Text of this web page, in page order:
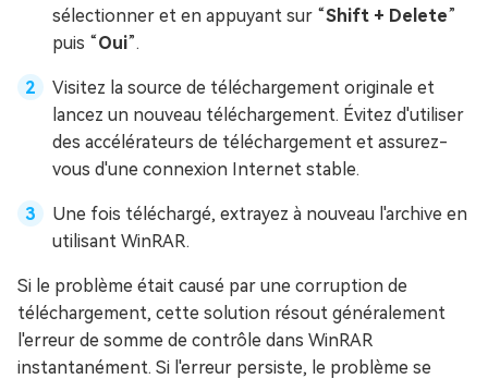
sélectionner et en appuyant sur “Shift + Delete”
puis “Oui”.
Visitez la source de téléchargement originale et
lancez un nouveau téléchargement. Évitez d'utiliser
des accélérateurs de téléchargement et assurez-
vous d'une connexion Internet stable.
Une fois téléchargé, extrayez à nouveau l'archive en
utilisant WinRAR.
Si le problème était causé par une corruption de
téléchargement, cette solution résout généralement
l'erreur de somme de contrôle dans WinRAR
instantanément. Si l'erreur persiste, le problème se